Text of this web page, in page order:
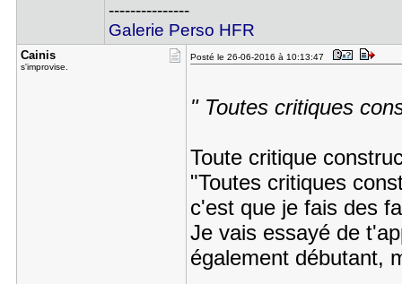
---------------
Galerie Perso HFR
Cainis
s'improvise.
Posté le 26-06-2016 à 10:13:47
" Toutes critiques
Toute critique
"Toutes critiques
c'est que je fais des
Je vais essayé de
également débutant,